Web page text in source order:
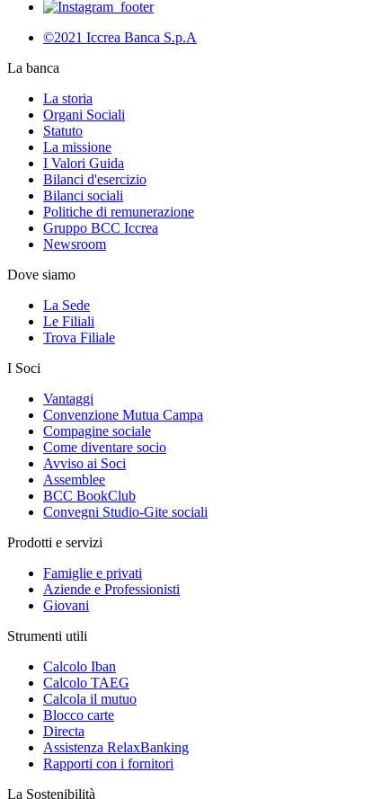
©2021 Iccrea Banca S.p.A
La banca
La storia
Organi Sociali
Statuto
La missione
I Valori Guida
Bilanci d'esercizio
Bilanci sociali
Politiche di remunerazione
Gruppo BCC Iccrea
Newsroom
Dove siamo
La Sede
Le Filiali
Trova Filiale
I Soci
Vantaggi
Convenzione Mutua Campa
Compagine sociale
Come diventare socio
Avviso ai Soci
Assemblee
BCC BookClub
Convegni Studio-Gite sociali
Prodotti e servizi
Famiglie e privati
Aziende e Professionisti
Giovani
Strumenti utili
Calcolo Iban
Calcolo TAEG
Calcola il mutuo
Blocco carte
Directa
Assistenza RelaxBanking
Rapporti con i fornitori
La Sostenibilità